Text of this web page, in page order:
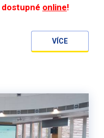
dostupné online!
VÍCE